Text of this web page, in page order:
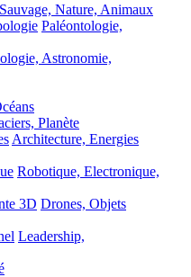
Nature, Animaux
Paléontologie,
Astronomie,
Planète
Architecture, Energies
Robotique, Electronique,
3D Drones, Objets
Leadership,